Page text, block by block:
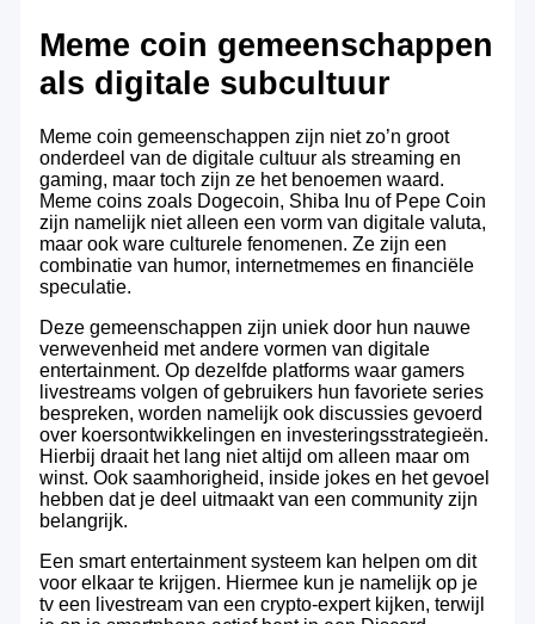
Meme coin gemeenschappen
als digitale subcultuur
Meme coin gemeenschappen zijn niet zo’n groot
onderdeel van de digitale cultuur als streaming en
gaming, maar toch zijn ze het benoemen waard.
Meme coins zoals Dogecoin, Shiba Inu of Pepe Coin
zijn namelijk niet alleen een vorm van digitale valuta,
maar ook ware culturele fenomenen. Ze zijn een
combinatie van humor, internetmemes en financiële
speculatie.
Deze gemeenschappen zijn uniek door hun nauwe
verwevenheid met andere vormen van digitale
entertainment. Op dezelfde platforms waar gamers
livestreams volgen of gebruikers hun favoriete series
bespreken, worden namelijk ook discussies gevoerd
over koersontwikkelingen en investeringsstrategieën.
Hierbij draait het lang niet altijd om alleen maar om
winst. Ook saamhorigheid, inside jokes en het gevoel
hebben dat je deel uitmaakt van een community zijn
belangrijk.
Een smart entertainment systeem kan helpen om dit
voor elkaar te krijgen. Hiermee kun je namelijk op je
tv een livestream van een crypto-expert kijken, terwijl